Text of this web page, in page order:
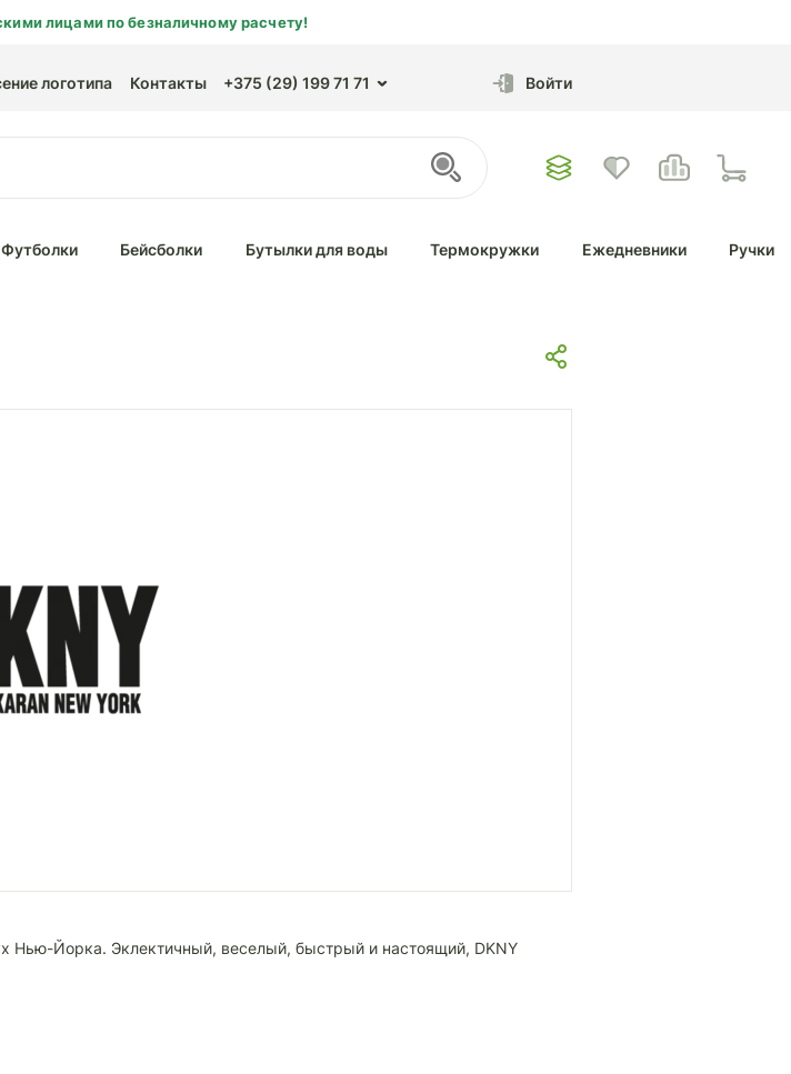
лицами по безналичному расчету!
логотипа Контакты +375 (29) 199 71 71 Войти
Футболки Бейсболки Бутылки для воды Термокружки Ежедневники Ручки
Нью-Йорка. Эклектичный, веселый, быстрый и настоящий, DKNY